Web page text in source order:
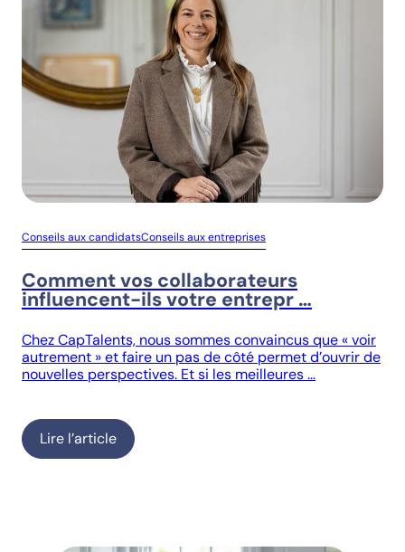
Conseils aux candidatsConseils aux entreprises
Comment vos collaborateurs
influencent-ils votre entrepr …
Chez CapTalents, nous sommes convaincus que « voir
autrement » et faire un pas de côté permet d’ouvrir de
nouvelles perspectives. Et si les meilleures …
Lire l’article